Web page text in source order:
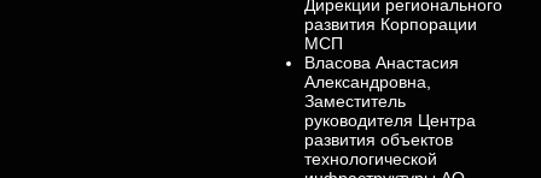
Дирекции регионального
развития Корпорации
МСП
Власова Анастасия
Александровна,
Заместитель
руководителя Центра
развития объектов
технологической